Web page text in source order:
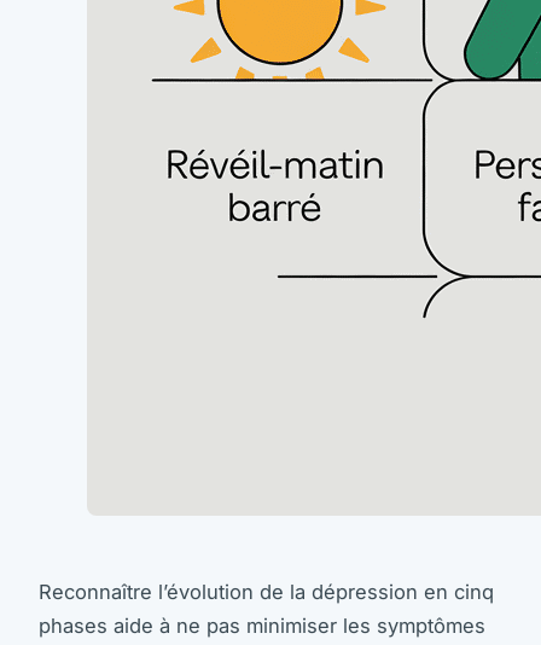
Reconnaître l’évolution de la dépression en cinq
phases aide à ne pas minimiser les symptômes